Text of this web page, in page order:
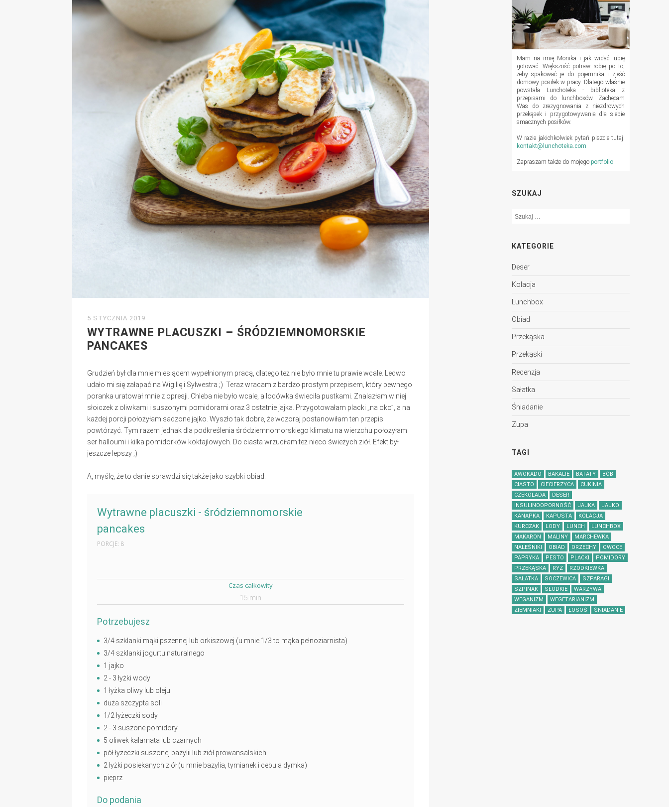
Mam na imię Monika i jak widać lubię
gotować. Większość potraw robię po to,
żeby spakować je do pojemnika i zjeść
domowy posiłek w pracy. Dlatego właśnie
powstała Lunchoteka - biblioteka z
przepisami do lunchboxów. Zachęcam
Was do zrezygnowania z niezdrowych
przekąsek i przygotowywania dla siebie
smacznych posiłków.
W razie jakichkolwiek pytań piszcie tutaj:
kontakt@lunchoteka.com
Zapraszam także do mojego portfolio.
SZUKAJ
Szukaj:
KATEGORIE
Deser
Kolacja
Lunchbox
Obiad
Przekąska
Przekąski
Recenzja
Sałatka
Śniadanie
Zupa
TAGI
AWOKADO BAKALIE BATATY
BÓB
CIASTO
CIECIERZYCA
CUKINIA
CZEKOLADA
DESER
INSULINOOPORNOŚĆ
JAJKA
JAJKO
KANAPKA
KAPUSTA
KOLACJA
KURCZAK
LODY LUNCH
LUNCHBOX
MAKARON
MALINY
MARCHEWKA
NALEŚNIKI
OBIAD ORZECHY
OWOCE
PAPRYKA
PESTO PLACKI
POMIDORY
PRZEKĄSKA
RYŻ
RZODKIEWKA
SAŁATKA
SOCZEWICA
SZPARAGI
SZPINAK
SŁODKIE
WARZYWA
WEGANIZM
WEGETARIANIZM
ZIEMNIAKI
ZUPA ŁOSOŚ ŚNIADANIE
5 STYCZNIA 2019
WYTRAWNE PLACUSZKI – ŚRÓDZIEMNOMORSKIE
PANCAKES
Grudzień był dla mnie miesiącem wypełnionym pracą, dlatego też nie było mnie tu prawie wcale. Ledwo
udało mi się załapać na Wigilię i Sylwestra ;) Teraz wracam z bardzo prostym przepisem, który pewnego
poranka uratował mnie z opresji. Chleba nie było wcale, a lodówka świeciła pustkami. Znalazłam w niej
słoiczek z oliwkami i suszonymi pomidorami oraz 3 ostatnie jajka. Przygotowałam placki „na oko”, a na
każdej porcji położyłam sadzone jajko. Wyszło tak dobre, że wczoraj postanowiłam ten przepis
powtórzyć. Tym razem jednak dla podkreślenia śródziemnomorskiego klimatu na wierzchu położyłam
ser halloumi i kilka pomidorków koktajlowych. Do ciasta wrzuciłam też nieco świeżych ziół. Efekt był
jeszcze lepszy ;)
A, myślę, że to danie sprawdzi się także jako szybki obiad.
Wytrawne placuszki - śródziemnomorskie
pancakes
PORCJE: 8
Czas całkowity
15 min
Potrzebujesz
3/4 szklanki mąki pszennej lub orkiszowej (u mnie 1/3 to mąka pełnoziarnista)
3/4 szklanki jogurtu naturalnego
1 jajko
2 - 3 łyżki wody
1 łyżka oliwy lub oleju
duża szczypta soli
1/2 łyżeczki sody
2 - 3 suszone pomidory
5 oliwek kalamata lub czarnych
pół łyżeczki suszonej bazylii lub ziół prowansalskich
2 łyżki posiekanych ziół (u mnie bazylia, tymianek i cebula dymka)
pieprz
Do podania